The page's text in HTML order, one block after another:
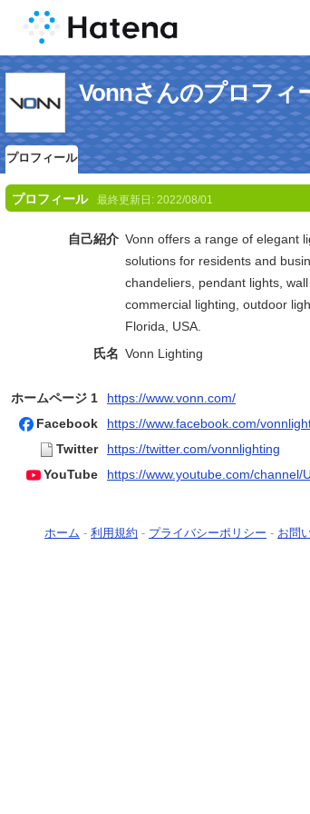
Vonnさんのプロフィ
プロフィール
プロフィール 最終更新日: 2022/08/01
自己紹介 Vonn offers a range of elegant
solutions for residents and
chandeliers, pendant lights,
commercial lighting, outdoor
Florida, USA.
氏名 Vonn Lighting
ホームページ 1
https://www.vonn.com/
Facebook
https://www.facebook.com/
Twitter
https://twitter.com/vonnlighting
YouTube
https://www.youtube.com/channel/
ホーム - 利用規約 - プライバシーポリシー - お問